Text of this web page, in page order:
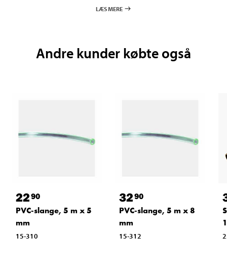
LÆS MERE
Andre kunder købte også
2290
PVC-slange, 5 m x 5
mm
15-310
3290
PVC-slange, 5 m x 8
mm
15-312